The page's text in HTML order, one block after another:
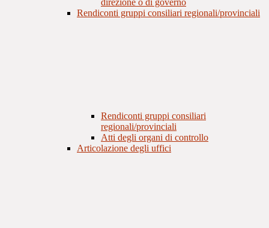
direzione o di governo
Rendiconti gruppi consiliari regionali/provinciali
Rendiconti gruppi consiliari
regionali/provinciali
Atti degli organi di controllo
Articolazione degli uffici